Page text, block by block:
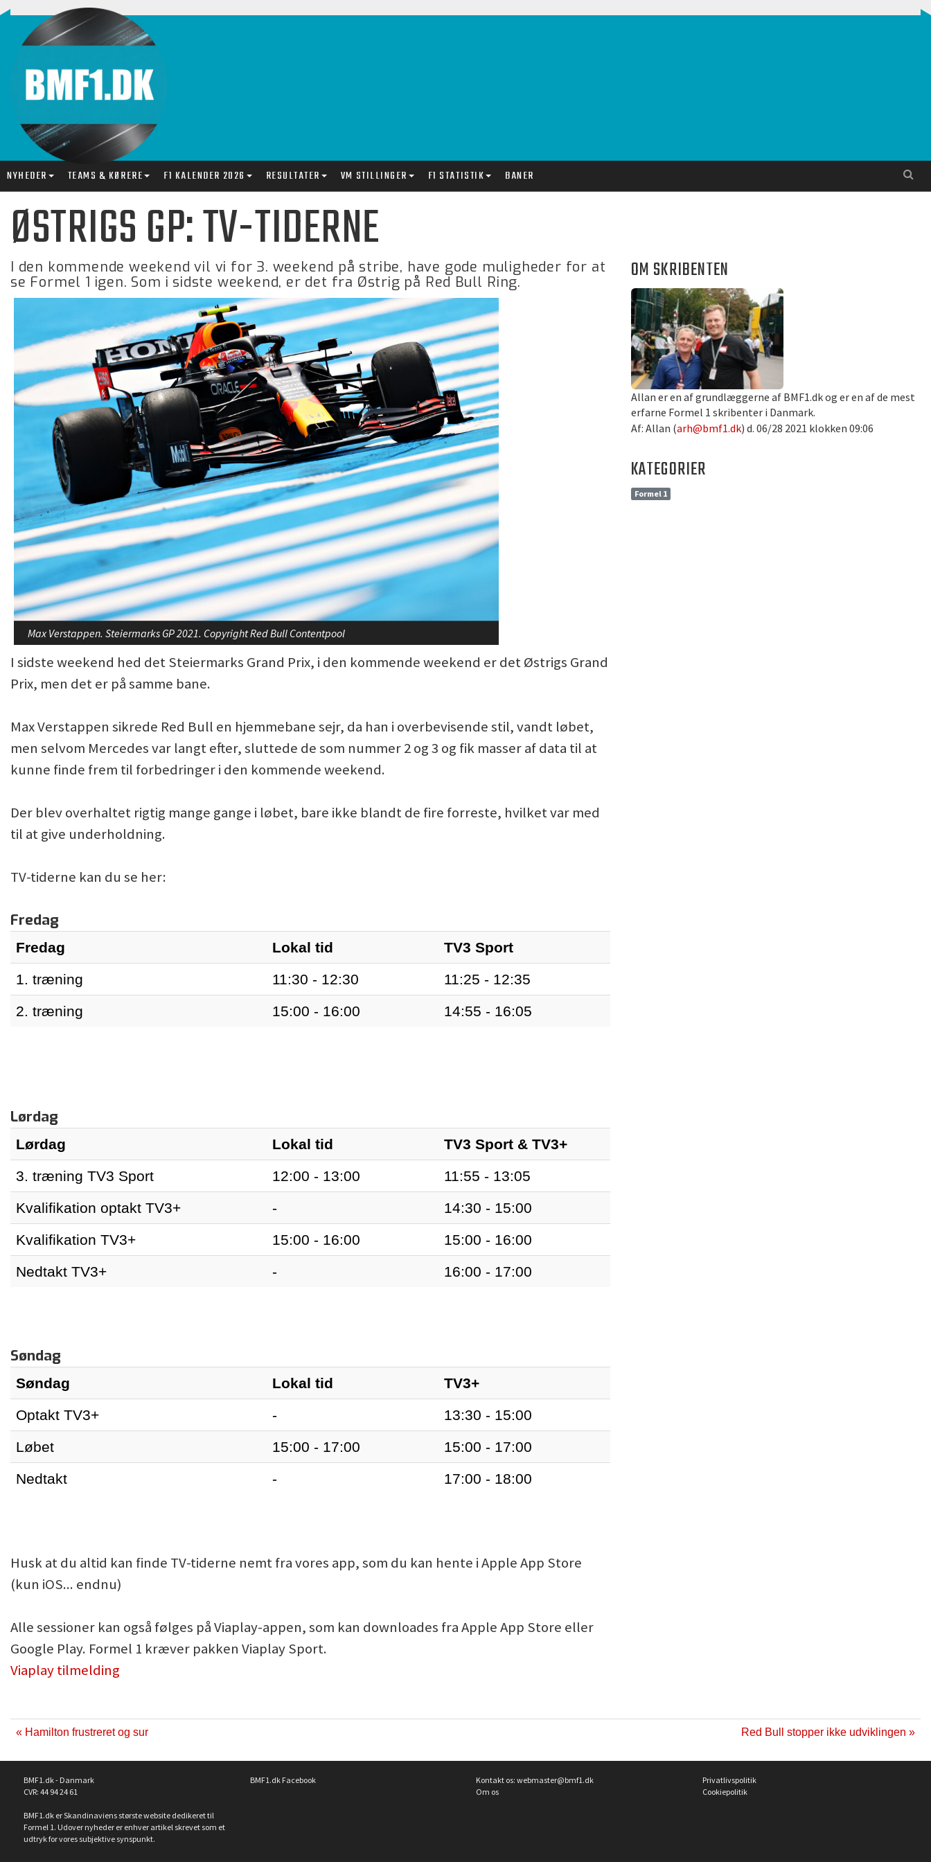
NYHEDER TEAMS & KØRERE F1 KALENDER 2026 RESULTATER VM STILLINGER F1 STATISTIK BANER
ØSTRIGS GP: TV-TIDERNE
I den kommende weekend vil vi for 3. weekend på stribe, have gode muligheder for at
se Formel 1 igen. Som i sidste weekend, er det fra Østrig på Red Bull Ring.
Max Verstappen. Steiermarks GP 2021. Copyright Red Bull Contentpool
OM SKRIBENTEN
Allan er en af grundlæggerne af BMF1.dk og er en af de mest
erfarne Formel 1 skribenter i Danmark.
Af: Allan (arh@bmf1.dk) d. 06/28 2021 klokken 09:06
KATEGORIER
Formel 1
I sidste weekend hed det Steiermarks Grand Prix, i den kommende weekend er det Østrigs Grand
Prix, men det er på samme bane.
Max Verstappen sikrede Red Bull en hjemmebane sejr, da han i overbevisende stil, vandt løbet,
men selvom Mercedes var langt efter, sluttede de som nummer 2 og 3 og fik masser af data til at
kunne finde frem til forbedringer i den kommende weekend.
Der blev overhaltet rigtig mange gange i løbet, bare ikke blandt de fire forreste, hvilket var med
til at give underholdning.
TV-tiderne kan du se her:
Fredag
Fredag Lokal tid
TV3 Sport
1. træning
11:30 - 12:30
11:25 - 12:35
2. træning
15:00 - 16:00 14:55 - 16:05
Lørdag
Lørdag Lokal tid
TV3 Sport & TV3+
3. træning TV3 Sport
12:00 - 13:00
11:55 - 13:05
Kvalifikation optakt TV3+
-
14:30 - 15:00
Kvalifikation TV3+
15:00 - 16:00
15:00 - 16:00
Nedtakt TV3+
- 16:00 - 17:00
Søndag
Søndag Lokal tid
TV3+
Optakt TV3+
-
13:30 - 15:00
Løbet
15:00 - 17:00
15:00 - 17:00
Nedtakt
- 17:00 - 18:00
Husk at du altid kan finde TV-tiderne nemt fra vores app, som du kan hente i Apple App Store
(kun iOS... endnu)
Alle sessioner kan også følges på Viaplay-appen, som kan downloades fra Apple App Store eller
Google Play. Formel 1 kræver pakken Viaplay Sport.
Viaplay tilmelding
« Hamilton frustreret og sur Red Bull stopper ikke udviklingen »
BMF1.dk - Danmark
CVR: 44 94 24 61
BMF1.dk er Skandinaviens største website dedikeret til
Formel 1. Udover nyheder er enhver artikel skrevet som et
udtryk for vores subjektive synspunkt.
BMF1.dk Facebook Kontakt os: webmaster@bmf1.dk
Om os
Privatlivspolitik
Cookiepolitik